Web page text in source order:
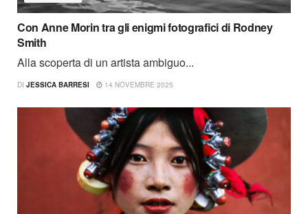
Con Anne Morin tra gli enigmi fotografici di Rodney
Smith
Alla scoperta di un artista ambiguo...
DI JESSICA BARRESI 14 NOVEMBRE 2025